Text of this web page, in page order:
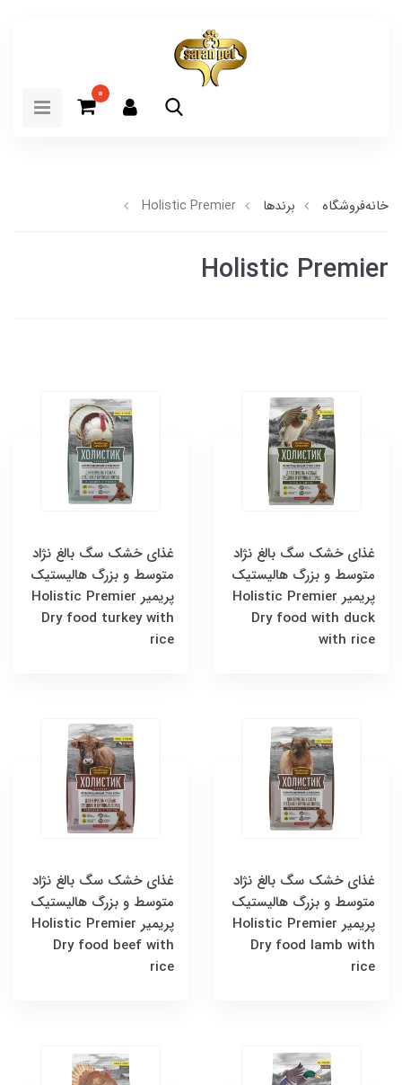
0
خانهفروشگاه برندها Holistic Premier
Holistic Premier
غذای خشک سگ‌ بالغ نژاد
متوسط ​​و بزرگ هالیستیک
پریمیر Holistic Premier
Dry food with duck
with rice
غذای خشک سگ‌ بالغ نژاد
متوسط ​​و بزرگ هالیستیک
پریمیر Holistic Premier
Dry food turkey with
rice
غذای خشک سگ‌ بالغ نژاد
متوسط ​​و بزرگ هالیستیک
پریمیر Holistic Premier
Dry food lamb with
rice
غذای خشک سگ‌ بالغ نژاد
متوسط ​​و بزرگ هالیستیک
پریمیر Holistic Premier
Dry food beef with
rice